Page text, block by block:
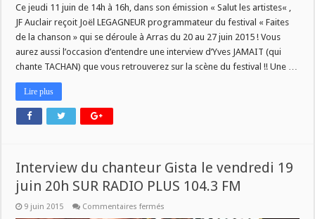
LES
avec
Yves
JAMAIT
et
LEGAGNEUR
Ce jeudi 11 juin de 14h à 16h, dans son émission « Salut les artistes« ,
JF Auclair reçoit Joël LEGAGNEUR programmateur du festival « Faites
de la chanson » qui se déroule à Arras du 20 au 27 juin 2015 ! Vous
aurez aussi l’occasion d’entendre une interview d’Yves JAMAIT (qui
chante TACHAN) que vous retrouverez sur la scène du festival !! Une …
Lire plus
Interview du chanteur Gista le vendredi 19
juin 20h SUR RADIO PLUS 104.3 FM
9 juin 2015 Commentaires fermés